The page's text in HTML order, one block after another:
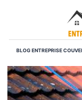
BLOG ENTREPRISE